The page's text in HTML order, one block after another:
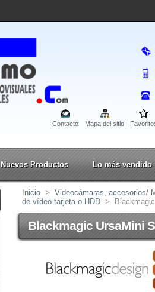
Contacto Mapa del sitio
Nuevos Productos Lo más vendido
Inicio > Videocámaras, accesorios/
de vídeo tarjeta o HDD >
Blackmagic UrsaMini